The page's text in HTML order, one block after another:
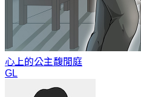
心上的公主馥閒庭
GL